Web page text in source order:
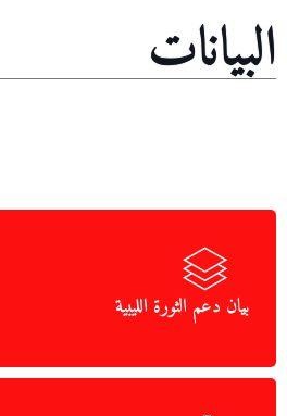
البيانات
بيان دعم الثورة الليبية